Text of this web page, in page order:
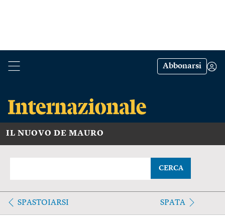
Abbonarsi
IL NUOVO DE MAURO
CERCA
SPASTOIARSI SPATA